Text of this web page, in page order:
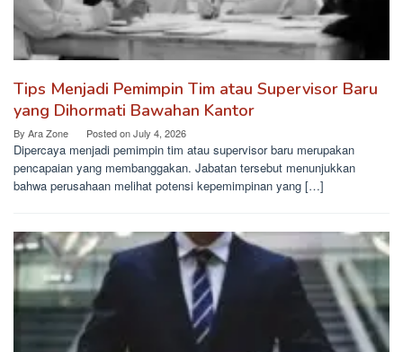
Tips Menjadi Pemimpin Tim atau Supervisor Baru
yang Dihormati Bawahan Kantor
By Ara Zone Posted onJuly 4, 2026
Dipercaya menjadi pemimpin tim atau supervisor baru merupakan
pencapaian yang membanggakan. Jabatan tersebut menunjukkan
bahwa perusahaan melihat potensi kepemimpinan yang […]